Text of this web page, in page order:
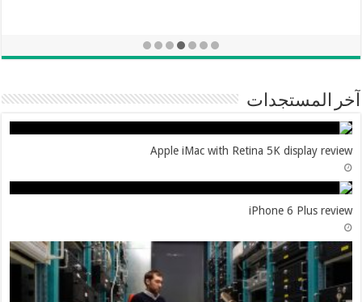
آخر المستجدات
Apple iMac with Retina 5K display review
iPhone 6 Plus review